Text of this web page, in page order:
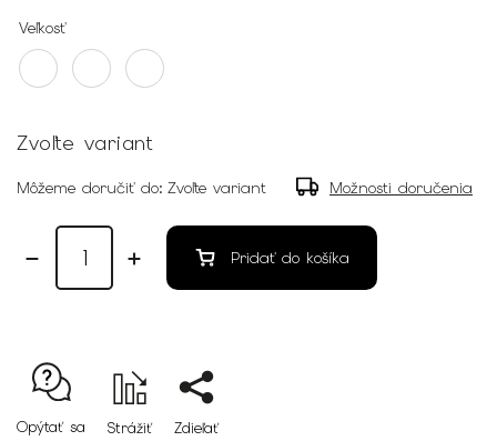
Veľkosť
Zvoľte variant
Môžeme doručiť do: Zvoľte variant Možnosti doručenia
Pridať do košíka
Opýtať sa Strážiť Zdieľať